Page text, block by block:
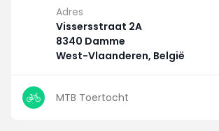
Adres
Vissersstraat 2A
8340 Damme
West-Vlaanderen, België
MTB Toertocht